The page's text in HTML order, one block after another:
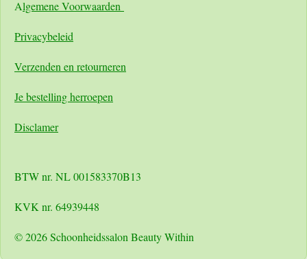
Algemene Voorwaarden
Privacybeleid
Verzenden en retourneren
Je bestelling herroepen
Disclamer
BTW nr. NL 001583370B13
KVK nr. 64939448
© 2026 Schoonheidssalon Beauty Within